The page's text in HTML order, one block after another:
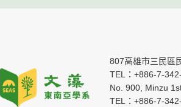
807高雄市三民區
TEL：+886-7-
No. 900, Minzu
TEL：+886-7-